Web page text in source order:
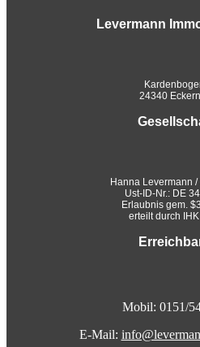
Levermann
24340
Hanna Levermann /
Ust-ID-Nr.: DE
Erlaubnis gem.
erteilt durch
Mobil: 0151/
E-Mail: